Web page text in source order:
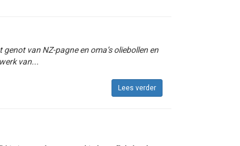
van NZ-pagne en oma’s oliebollen en
van...
Lees verder